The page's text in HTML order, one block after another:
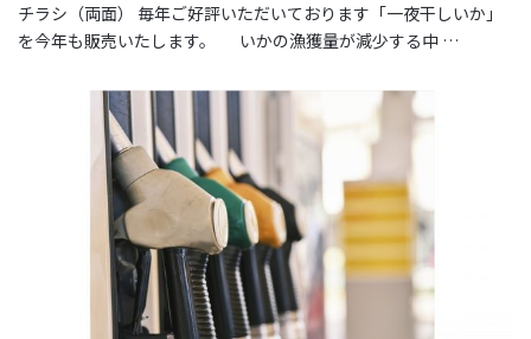
チラシ（両面） 毎年ご好評いただいております「一夜干しいか」
を今年も販売いたします。 いかの漁獲量が減少する中 …